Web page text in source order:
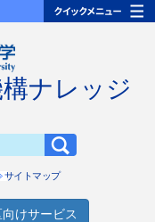
ナレッジ
サイトマップ
けサービス